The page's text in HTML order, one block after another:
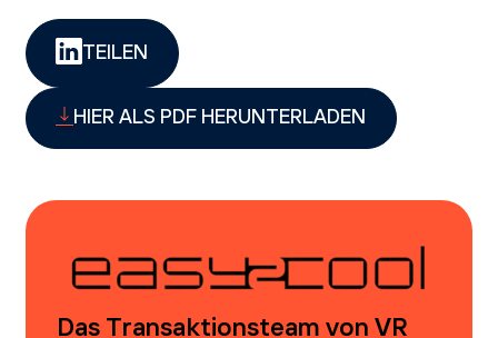
TEILEN
HIER ALS PDF HERUNTERLADEN
Das Transaktionsteam von VR